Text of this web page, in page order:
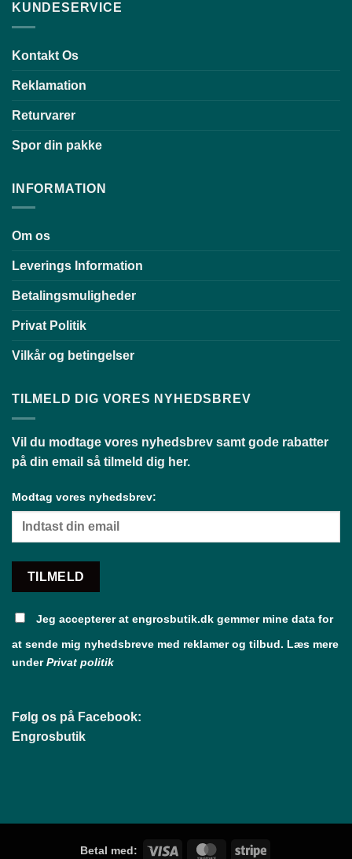
KUNDESERVICE
Kontakt Os
Reklamation
Returvarer
Spor din pakke
INFORMATION
Om os
Leverings Information
Betalingsmuligheder
Privat Politik
Vilkår og betingelser
TILMELD DIG VORES NYHEDSBREV
Vil du modtage vores nyhedsbrev samt gode rabatter
på din email så tilmeld dig her.
Modtag vores nyhedsbrev:
Jeg accepterer at engrosbutik.dk gemmer mine data for
at sende mig nyhedsbreve med reklamer og tilbud. Læs mere
underPrivat politik
Følg os på Facebook:
Engrosbutik
Betal med: Visa MasterCardStripe